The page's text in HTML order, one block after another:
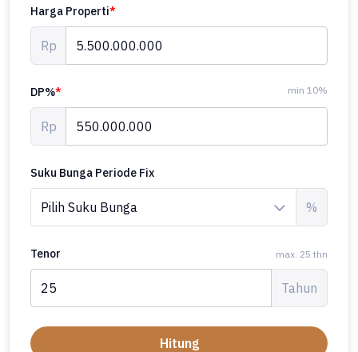
Harga Properti*
Rp
DP%* min 10%
Rp
Suku Bunga Periode Fix
%
Tenor max. 25 thn
Tahun
Hitung